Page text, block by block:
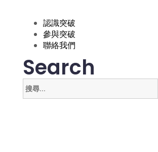
認識突破
參與突破
聯絡我們
Search
搜
尋